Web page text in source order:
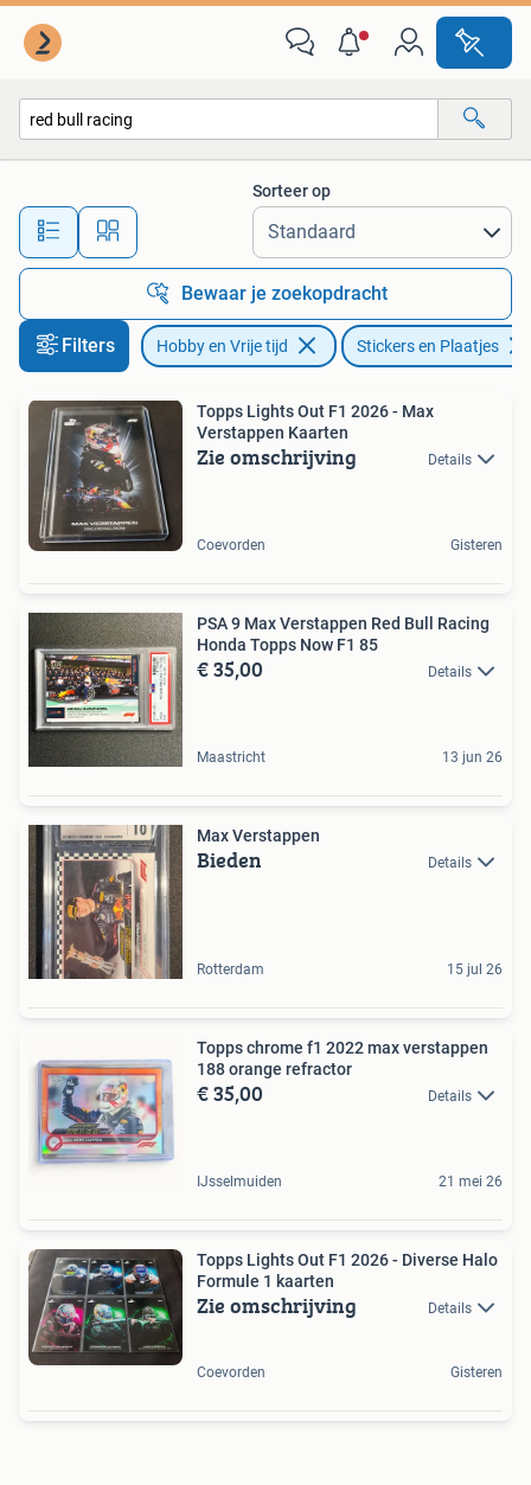
Alle afstanden…
Sorteer op
Bewaar je zoekopdracht
Filters Hobby en Vrije tijd Stickers en Plaatjes
Topps Lights Out F1 2026 - Max
Verstappen Kaarten
Zie omschrijving Details
Coevorden Gisteren
PSA 9 Max Verstappen Red Bull Racing
Honda Topps Now F1 85
€ 35,00 Details
Maastricht 13 jun 26
Max Verstappen
Bieden Details
Rotterdam 15 jul 26
Topps chrome f1 2022 max verstappen
188 orange refractor
€ 35,00 Details
IJsselmuiden 21 mei 26
Topps Lights Out F1 2026 - Diverse Halo
Formule 1 kaarten
Zie omschrijving Details
Coevorden Gisteren